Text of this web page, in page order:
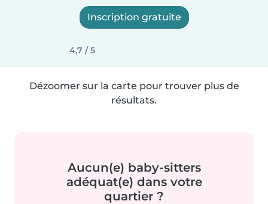
Inscription gratuite
4,7 / 5
Dézoomer sur la carte pour trouver plus de
résultats.
Aucun(e) baby-sitters
adéquat(e) dans votre
quartier ?